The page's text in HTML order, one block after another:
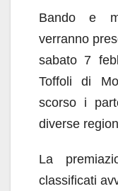
Bando e
verranno
sabato 7
Toffoli di
scorso i
diverse
La
classificati